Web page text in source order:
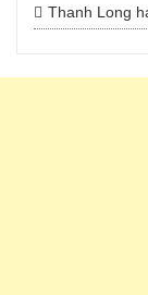
Thanh Long